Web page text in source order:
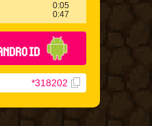
0:05
0:47
*318202